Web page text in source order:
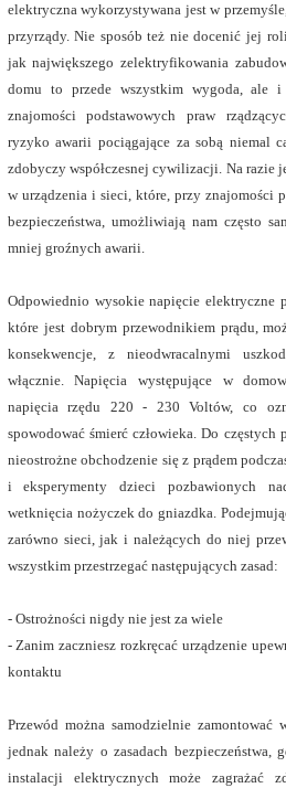
elektryczna wykorzystywana jest w
przyrządy. Nie sposób też nie docenić jej
jak największego zelektryfikowania
domu to przede wszystkim wygoda, ale i
znajomości podstawowych praw
ryzyko awarii pociągające za sobą niemal
zdobyczy współczesnej cywilizacji. Na razie
w urządzenia i sieci, które, przy znajomości
bezpieczeństwa, umożliwiają nam często
mniej groźnych awarii.
Odpowiednio wysokie napięcie elektryczne
które jest dobrym przewodnikiem prądu,
konsekwencje, z nieodwracalnymi
włącznie. Napięcia występujące w
napięcia rzędu 220 - 230 Voltów, co
spowodować śmierć człowieka. Do
nieostrożne obchodzenie się z prądem
i eksperymenty dzieci pozbawionych
wetknięcia nożyczek do gniazdka.
zarówno sieci, jak i należących do niej
wszystkim przestrzegać następujących zasad:
- Ostrożności nigdy nie jest za wiele
- Zanim zaczniesz rozkręcać urządzenie
kontaktu
Przewód można samodzielnie zamontować
jednak należy o zasadach bezpieczeństwa,
instalacji elektrycznych może zagrażać